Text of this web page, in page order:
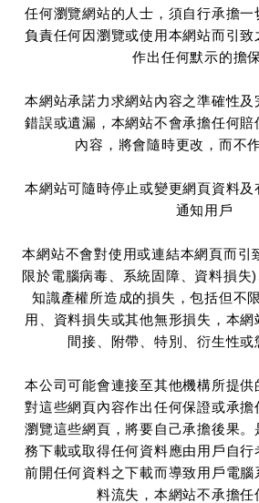
任何瀏覽網站的人士，須自行承擔一
負責任何因瀏覽或使用本網站而引
作出任何默示的擔保
本網站承諾力求網站內容之準確性
錯誤或遺漏，本網站不會承擔任何
內容，將會隨時更改，而不
本網站可隨時停止或變更網頁資料
通知用戶
本網站不會對使用或連結本網頁而引
限於電腦病毒、系統固障、資料損失
知識產權所造成的損失，包括但不
用、資料損失或其他無形損失，本網
間接、附帶、特別、衍生性或
本公司可能會連接至其他機構所提供
對這些網頁內容作出任何保證或承擔
瀏覽這些網頁，將要自己承擔後果。
務下載或取得任何資料應由用戶自行
前開任何資料之下載而導致用戶電腦
料流失，本網站不承擔任